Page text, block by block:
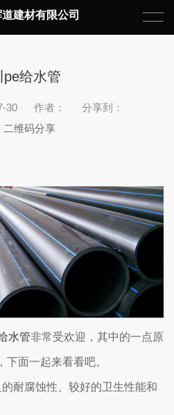
建材有限公司
pe给水管
30 作者：
分享到：
二维码分享
水管非常受欢迎，其中的一点原
下面一起来看看吧。
的耐腐蚀性、较好的卫生性能和